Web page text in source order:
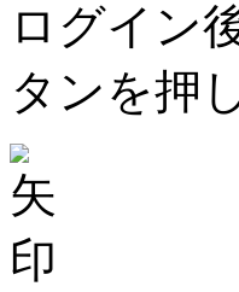
ログイン
タンを押